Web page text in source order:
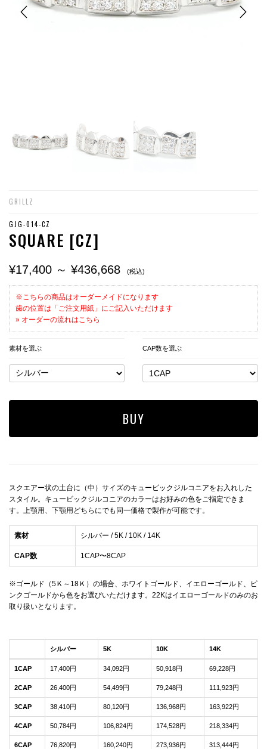
GRILLZ
GJG-014-CZ
SQUARE [CZ]
¥17,400 ～ ¥436,668 (税込)
※こちらの商品はオーダーメイドになります
歯の位置は「ご注文用紙」にご記入いただけます
» オーダーの流れはこちら
素材を選ぶ CAP数を選ぶ
スクエアー状の土台に（中）サイズのキュービックジルコニアをお入れした
スタイル。キュービックジルコニアのカラーはお好みの色をご指定できま
す。上顎用、下顎用どちらにでも同一価格で製作が可能です。
素材 シルバー / 5K / 10K / 14K
CAP数 1CAP〜8CAP
※ゴールド（5Ｋ～18Ｋ）の場合、ホワイトゴールド、イエローゴールド、ピ
ンクゴールドから色をお選びいただけます。22Kはイエローゴールドのみのお
取り扱いとなります。
シルバー 5K 10K 14K
1CAP 17,400円 34,092円 50,918円 69,228円
2CAP 26,400円 54,499円 79,248円 111,923円
3CAP 38,410円 80,120円 136,968円 163,922円
4CAP 50,784円 106,824円 174,528円 218,334円
6CAP 76,820円 160,240円 273,936円 313,444円